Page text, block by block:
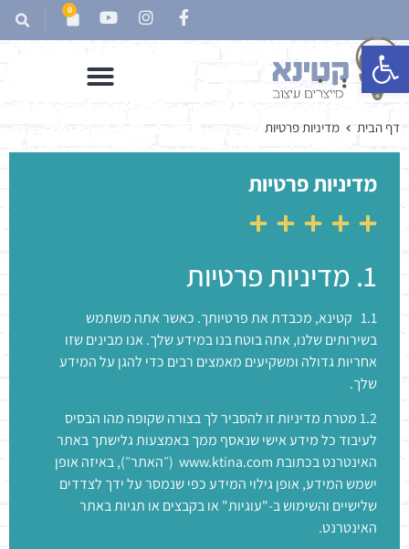
פתח סרגל נגישות
0
דף הבית מדיניות פרטיות
מדיניות פרטיות
1. מדיניות פרטיות
1.1 קטינא, מכבדת את פרטיותך. כאשר אתה משתמש
בשירותים שלנו, אתה בוטח בנו במידע שלך. אנו מבינים שזו
אחריות גדולה ומשקיעים מאמצים רבים כדי להגן על המידע
שלך.
1.2 מטרת מדיניות זו להסביר לך בצורה שקופה מהו הבסיס
לעיבוד כל מידע אישי שנאסף ממך באמצעות גלישתך באתר
האינטרנט בכתובתwww.ktina.com (״האתר״), באיזה אופן
ישמש המידע, אופן גילוי המידע כפי שנמסר על ידך לצדדים
שלישיים והשימוש ב-"עוגיות" או בקבצים או תגיות באתר
האינטרנט.